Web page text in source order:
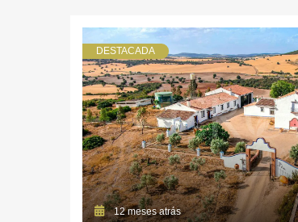
DESTACADA
12 meses atrás